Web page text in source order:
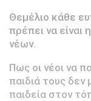
Θεμέλιο κάθε
πρέπει να
νέων.
Πως οι νέοι να
παιδιά τους
παιδεία στον